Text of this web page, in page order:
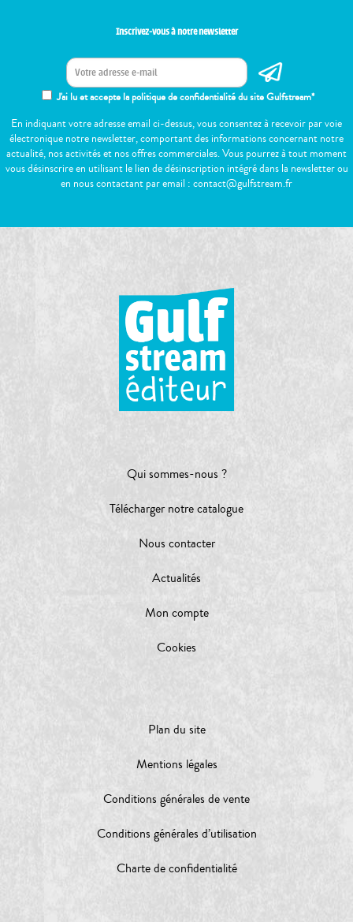
Inscrivez-vous à notre newsletter
J'ai lu et accepte la politique de confidentialité du site Gulfstream*
En indiquant votre adresse email ci-dessus, vous consentez à recevoir par voie
électronique notre newsletter, comportant des informations concernant notre
actualité, nos activités et nos offres commerciales. Vous pourrez à tout moment
vous désinscrire en utilisant le lien de désinscription intégré dans la newsletter ou
en nous contactant par email : contact@gulfstream.fr
Qui sommes-nous ?
Télécharger notre catalogue
Nous contacter
Actualités
Mon compte
Cookies
Plan du site
Mentions légales
Conditions générales de vente
Conditions générales d’utilisation
Charte de confidentialité